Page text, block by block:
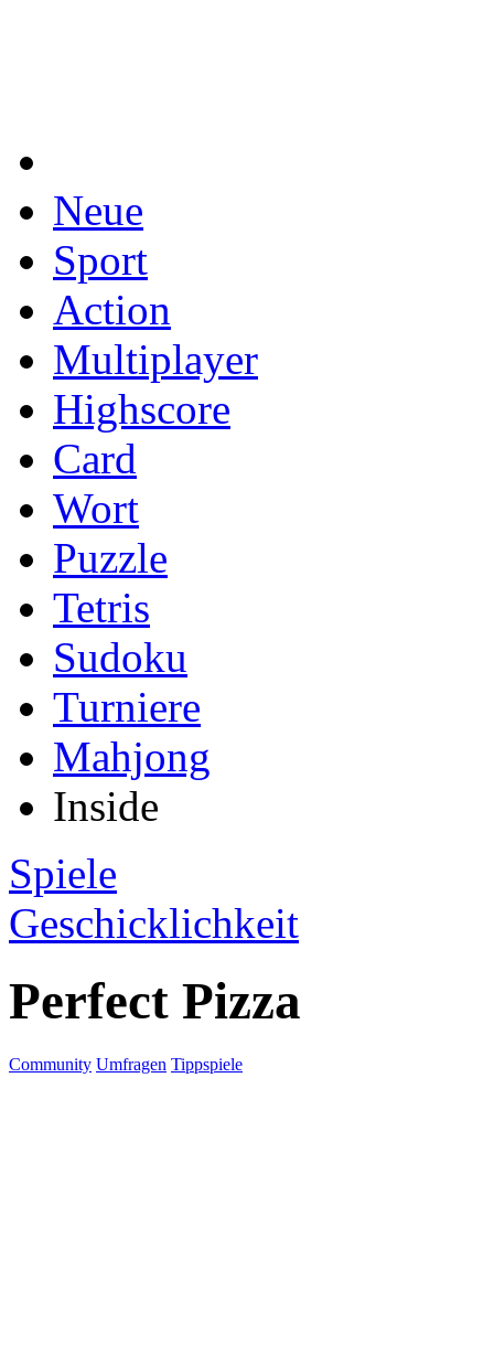
Neue
Sport
Action
Multiplayer
Highscore
Card
Wort
Puzzle
Tetris
Sudoku
Turniere
Mahjong
Inside
Spiele
Geschicklichkeit
Perfect Pizza
Community Umfragen Tippspiele